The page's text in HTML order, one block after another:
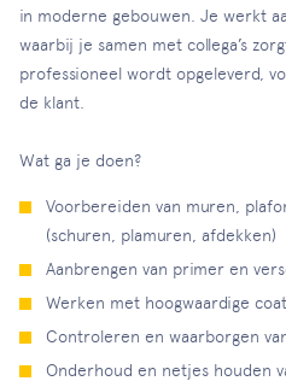
in moderne gebouwen. Je werkt
waarbij je samen met collega’s
professioneel wordt opgeleverd,
de klant.
Wat ga je doen?
Voorbereiden van muren,
(schuren, plamuren, afdekken)
Aanbrengen van primer en
Werken met hoogwaardige
Controleren en waarborgen
Onderhoud en netjes houden